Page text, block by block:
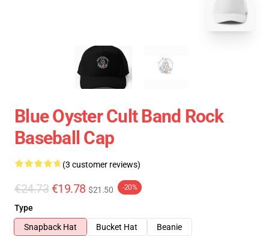
Blue Oyster Cult Band Rock
Baseball Cap
(3 customer reviews)
€24.73 €19.78 $21.50 -20%
Type
Snapback Hat
Bucket Hat
Beanie